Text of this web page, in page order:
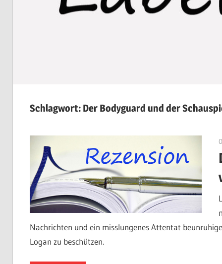
Schlagwort: Der Bodyguard und der
Nachrichten und ein misslungenes Attentat
Logan zu beschützen.